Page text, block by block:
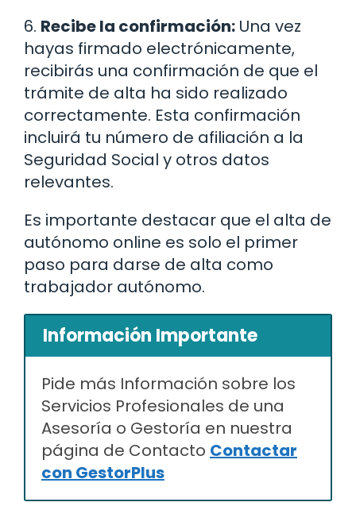
6. Recibe la confirmación: Una vez
hayas firmado electrónicamente,
recibirás una confirmación de que el
trámite de alta ha sido realizado
correctamente. Esta confirmación
incluirá tu número de afiliación a la
Seguridad Social y otros datos
relevantes.
Es importante destacar que el alta de
autónomo online es solo el primer
paso para darse de alta como
trabajador autónomo.
Información Importante
Pide más Información sobre los
Servicios Profesionales de una
Asesoría o Gestoría en nuestra
página de Contacto Contactar
con GestorPlus